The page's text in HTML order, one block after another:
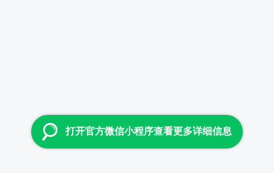
打开官方微信小程序查看更多详细信息